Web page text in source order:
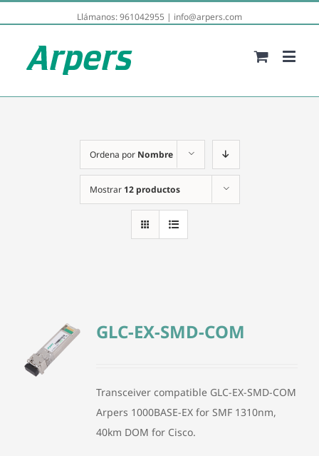
Llámanos:961042955 | info@arpers.com
Ordena por Nombre
Mostrar 12 productos
GLC-EX-SMD-COM
Transceiver compatible GLC-EX-SMD-COM
Arpers 1000BASE-EX for SMF 1310nm,
40km DOM for Cisco.